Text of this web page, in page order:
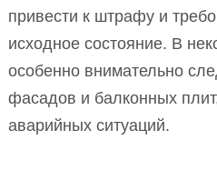
привести к штрафу и
исходное состояние. В
особенно внимательно
фасадов и балконных
аварийных ситуаций.